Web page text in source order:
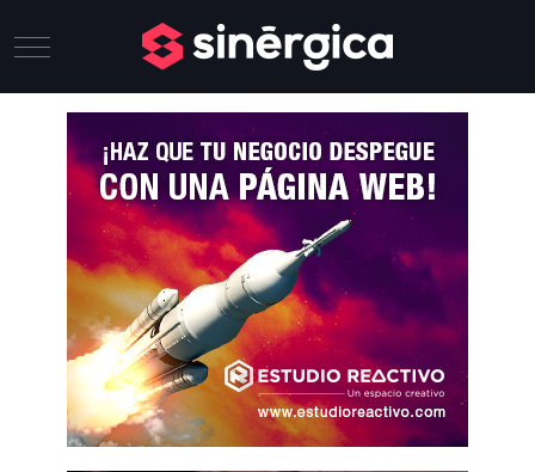
Mobile Menu Toggle